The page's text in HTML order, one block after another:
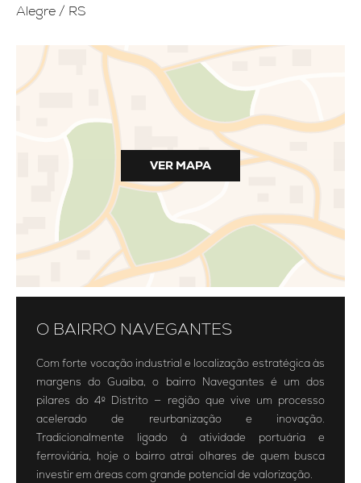
Alegre / RS
VER MAPA
O BAIRRO NAVEGANTES
Com forte vocação industrial e localização estratégica às
margens do Guaíba, o bairro Navegantes é um dos
pilares do 4º Distrito — região que vive um processo
acelerado de reurbanização e inovação.
Tradicionalmente ligado à atividade portuária e
ferroviária, hoje o bairro atrai olhares de quem busca
investir em áreas com grande potencial de valorização.